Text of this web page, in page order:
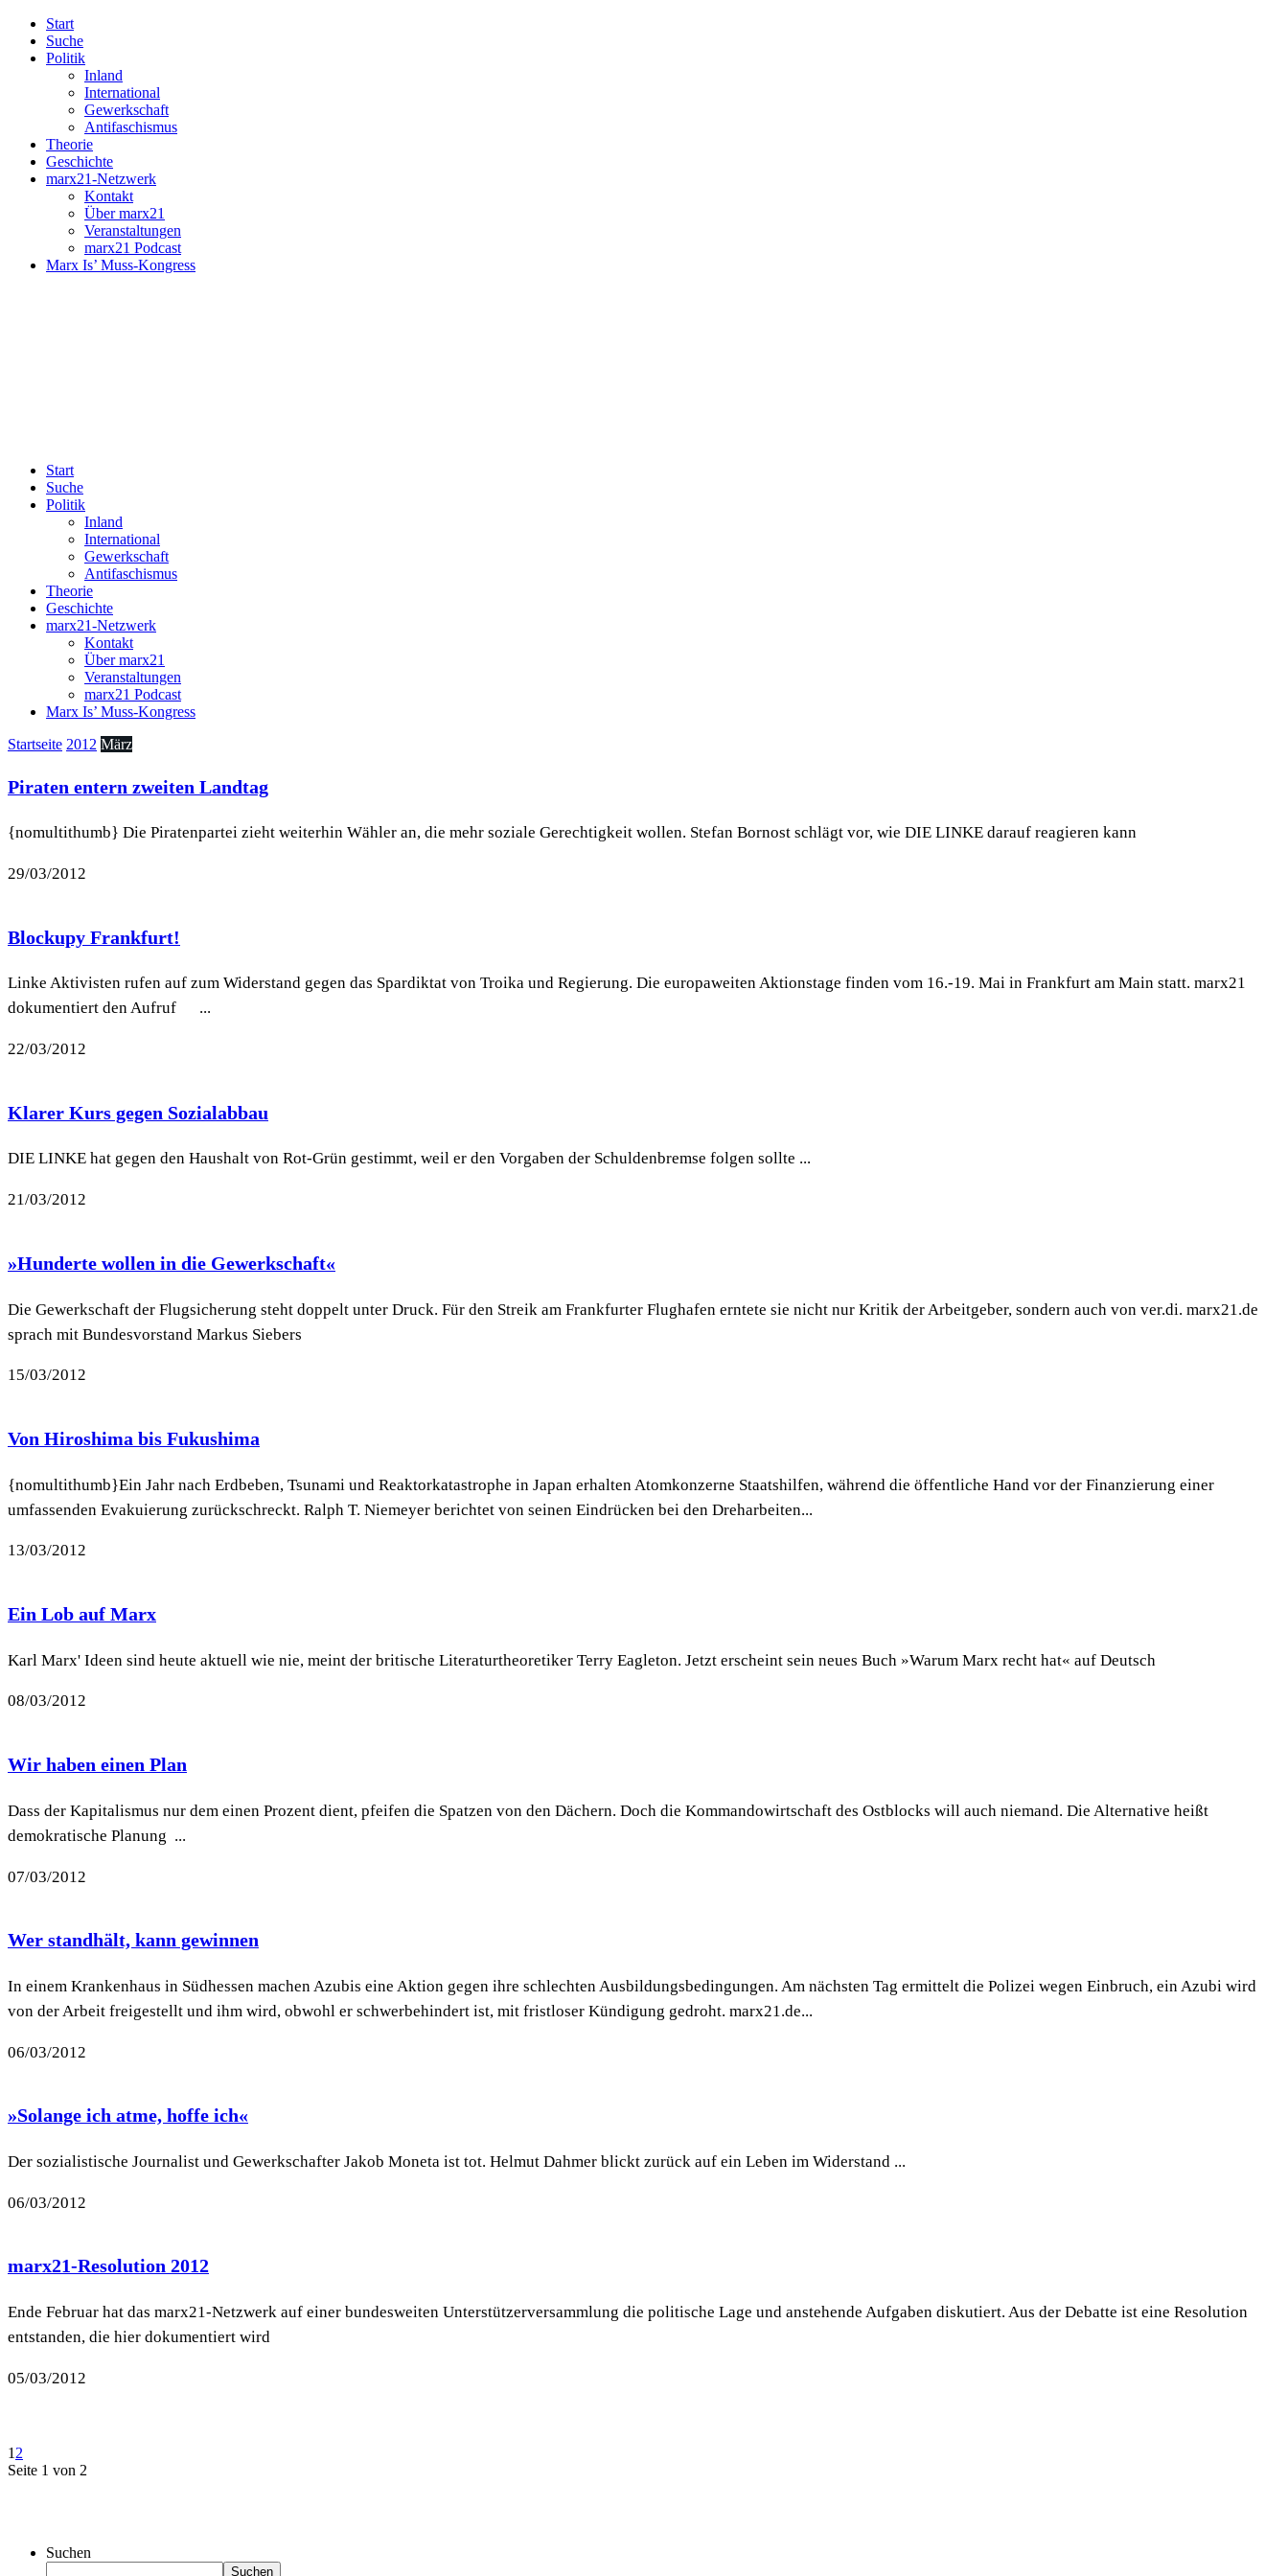
Start
Suche
Politik
Inland
International
Gewerkschaft
Antifaschismus
Theorie
Geschichte
marx21-Netzwerk
Kontakt
Über marx21
Veranstaltungen
marx21 Podcast
Marx Is’ Muss-Kongress
Start
Suche
Politik
Inland
International
Gewerkschaft
Antifaschismus
Theorie
Geschichte
marx21-Netzwerk
Kontakt
Über marx21
Veranstaltungen
marx21 Podcast
Marx Is’ Muss-Kongress
Startseite 2012 März
Piraten entern zweiten Landtag
{nomultithumb} Die Piratenpartei zieht weiterhin Wähler an, die mehr soziale Gerechtigkeit wollen. Stefan Bornost schlägt vor, wie DIE LINKE darauf reagieren kann
29/03/2012
Blockupy Frankfurt!
Linke Aktivisten rufen auf zum Widerstand gegen das Spardiktat von Troika und Regierung. Die europaweiten Aktionstage finden vom 16.-19. Mai in Frankfurt am Main statt. marx21
dokumentiert den Aufruf ...
22/03/2012
Klarer Kurs gegen Sozialabbau
DIE LINKE hat gegen den Haushalt von Rot-Grün gestimmt, weil er den Vorgaben der Schuldenbremse folgen sollte ...
21/03/2012
»Hunderte wollen in die Gewerkschaft«
Die Gewerkschaft der Flugsicherung steht doppelt unter Druck. Für den Streik am Frankfurter Flughafen erntete sie nicht nur Kritik der Arbeitgeber, sondern auch von ver.di. marx21.de
sprach mit Bundesvorstand Markus Siebers
15/03/2012
Von Hiroshima bis Fukushima
{nomultithumb}Ein Jahr nach Erdbeben, Tsunami und Reaktorkatastrophe in Japan erhalten Atomkonzerne Staatshilfen, während die öffentliche Hand vor der Finanzierung einer
umfassenden Evakuierung zurückschreckt. Ralph T. Niemeyer berichtet von seinen Eindrücken bei den Dreharbeiten...
13/03/2012
Ein Lob auf Marx
Karl Marx' Ideen sind heute aktuell wie nie, meint der britische Literaturtheoretiker Terry Eagleton. Jetzt erscheint sein neues Buch »Warum Marx recht hat« auf Deutsch
08/03/2012
Wir haben einen Plan
Dass der Kapitalismus nur dem einen Prozent dient, pfeifen die Spatzen von den Dächern. Doch die Kommandowirtschaft des Ostblocks will auch niemand. Die Alternative heißt
demokratische Planung ...
07/03/2012
Wer standhält, kann gewinnen
In einem Krankenhaus in Südhessen machen Azubis eine Aktion gegen ihre schlechten Ausbildungsbedingungen. Am nächsten Tag ermittelt die Polizei wegen Einbruch, ein Azubi wird
von der Arbeit freigestellt und ihm wird, obwohl er schwerbehindert ist, mit fristloser Kündigung gedroht. marx21.de...
06/03/2012
»Solange ich atme, hoffe ich«
Der sozialistische Journalist und Gewerkschafter Jakob Moneta ist tot. Helmut Dahmer blickt zurück auf ein Leben im Widerstand ...
06/03/2012
marx21-Resolution 2012
Ende Februar hat das marx21-Netzwerk auf einer bundesweiten Unterstützerversammlung die politische Lage und anstehende Aufgaben diskutiert. Aus der Debatte ist eine Resolution
entstanden, die hier dokumentiert wird
05/03/2012
1 2
Seite 1 von 2
Suchen
Suchen